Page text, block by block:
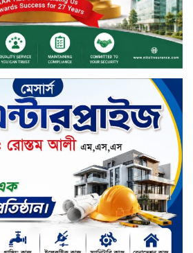
চুয়াডাঙ্গায় বিএআরআই’র কৃষি গবেষণা
কেন্দ্র, মেহেরপুর এর আঞ্চলিক রিভিউ
কর্মশালা/২০২৫-২৬ অনুষ্ঠিত
মুসলিম নিকাহ রেজিস্ট্রার কল্যাণ
পরিষদের সম্মেলন অনুষ্ঠিত
দীর্ঘস্থায়ী ৭,৫০০ এমএএইচ ব্যাটারি
এবং শক্তিশালী গরিলা গ্লাস ৭আই সুরক্ষা
নিয়ে শাওমি উন্মোচন করল নতুন রেডমি
১৭
খালেদা জিয়ার গাড়ীতে হামলাকারী